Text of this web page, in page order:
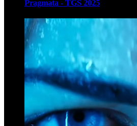
Pragmata - TGS 2025